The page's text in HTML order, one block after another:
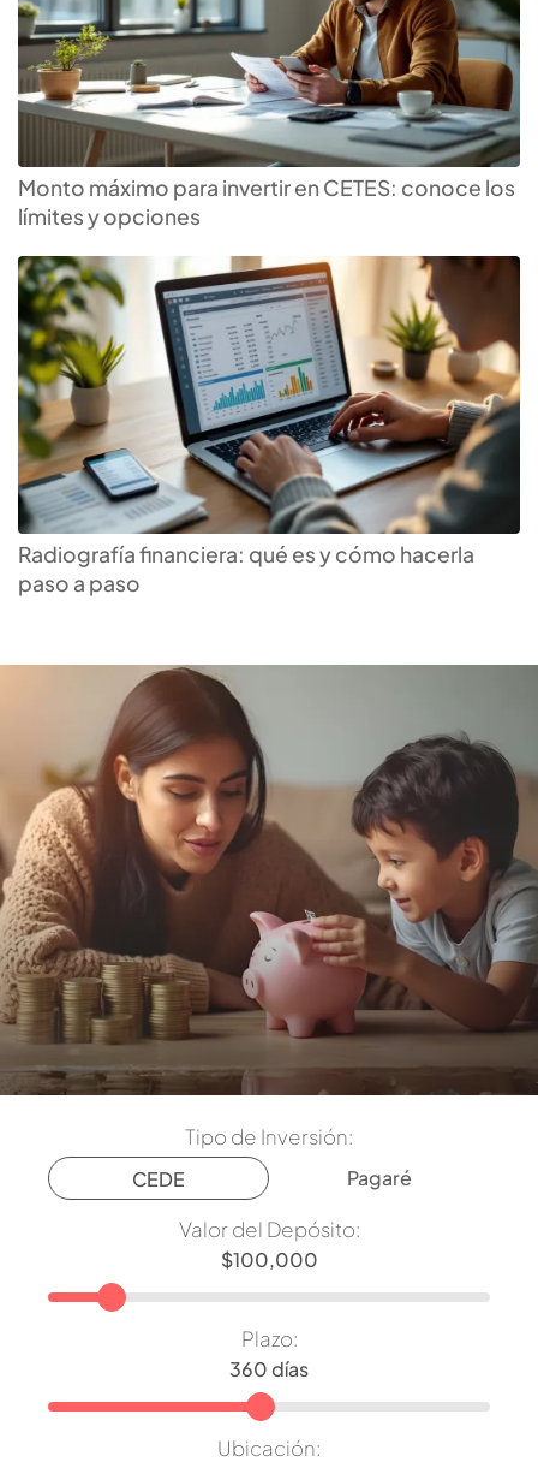
Monto máximo para invertir en CETES: conoce los
límites y opciones
Radiografía financiera: qué es y cómo hacerla
paso a paso
Encuentra la tasa más alta
para tuinversión a plazo
Tipo de Inversión:
CEDE
Pagaré
Valor del Depósito:
Plazo:
Ubicación: